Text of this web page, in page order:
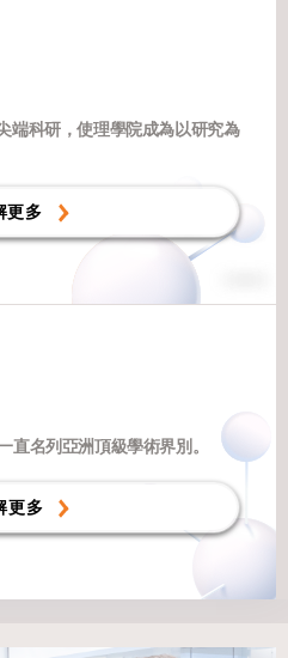
端科研，使理學院成為以研究為
更多
直名列亞洲頂級學術界別。
更多